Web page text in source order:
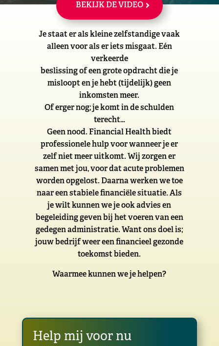
BEKIJK DE VIDEO
Je staat er als kleine zelfstandige vaak
alleen voor als er iets misgaat. Eén
verkeerde
beslissing of een grote opdracht die je
misloopt en je hebt (tijdelijk) geen
inkomsten meer.
Of erger nog; je komt in de schulden
terecht…
Geen nood. Financial Health biedt
professionele hulp voor wanneer je er
zelf niet meer uitkomt. Wij zorgen er
samen met jou, voor dat acute problemen
worden opgelost. Daarna werken we toe
naar een stabiele financiële situatie. Als
je wilt kunnen we je ook advies en
begeleiding geven bij het voeren van een
gedegen administratie. Want ons doel is;
jouw bedrijf weer een financieel gezonde
toekomst bieden.
Waarmee kunnen we je helpen?
Help mij voor nu